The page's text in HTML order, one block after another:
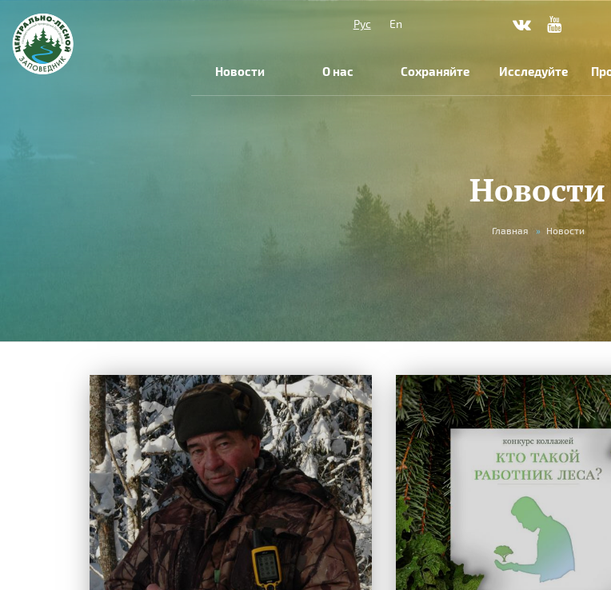
Рус En
Новости О нас Сохраняйте Исследуйте
Новости
Главная » Новости